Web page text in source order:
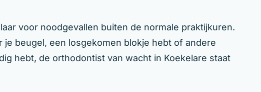
voor noodgevallen buiten de normale praktijkuren.
je beugel, een losgekomen blokje hebt of andere
hebt, de orthodontist van wacht in Koekelare staat